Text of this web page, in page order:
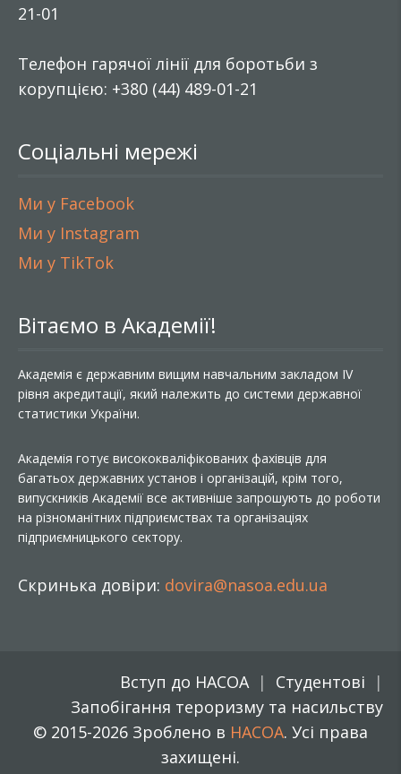
21-01
Телефон гарячої лінії для боротьби з
корупцією: +380 (44) 489-01-21
Соціальні мережі
Ми у Facebook
Ми у Instagram
Ми у TikTok
Вітаємо в Академії!
Академія є державним вищим навчальним закладом IV
рівня акредитації, який належить до системи державної
статистики України.
Академія готує висококваліфікованих фахівців для
багатьох державних установ і організацій, крім того,
випускників Академії все активніше запрошують до роботи
на різноманітних підприємствах та організаціях
підприємницького сектору.
Скринька довіри: dovira@nasoa.edu.ua
Вступ до НАСОА
Студентові
Запобігання тероризму та насильству
© 2015-2026 Зроблено в НАСОА. Усі права
захищені.